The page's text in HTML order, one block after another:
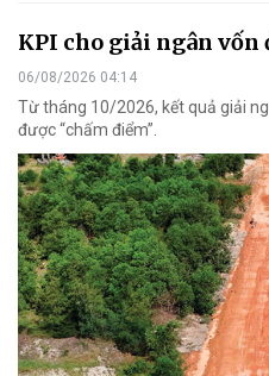
KPI cho giải ngân vốn
06/08/2026 04:14
Từ tháng 10/2026, kết quả giải
được “chấm điểm”.